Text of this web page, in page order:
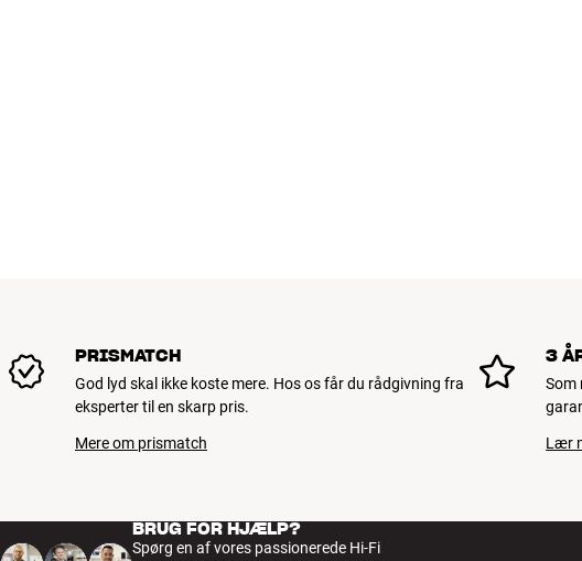
PRISMATCH
God lyd skal ikke koste mere. Hos os får du rådgivning fra
eksperter til en skarp pris.
Mere om prismatch
3
Som
Lær
BRUG FOR HJÆLP?
Spørg en af vores passionerede Hi-Fi